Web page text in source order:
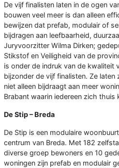
De vijf finalisten laten in de ogen
bouwen veel meer is dan alleen
bewijzen dat prefab, modulair of
bijdragen aan leefbaarheid,
Juryvoorzitter Wilma Dirken;
Stikstof en Veiligheid van de
is onder de indruk van de kwaliteit
bijzonder de vijf finalisten. Ze
niet alleen bijdraagt aan meer
Brabant waarin iedereen zich thuis
De Stip – Breda
De Stip is een modulaire
centrum van Breda. Met 182
diverse groep bewoners en 10
woningen zijn prefab en modulair